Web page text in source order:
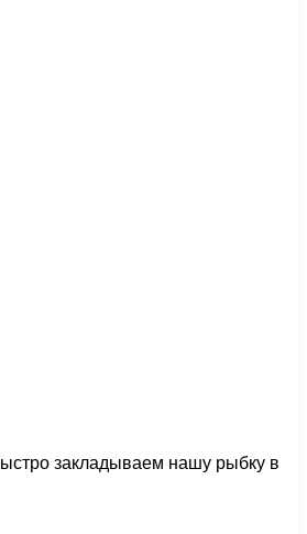
закладываем нашу рыбку в